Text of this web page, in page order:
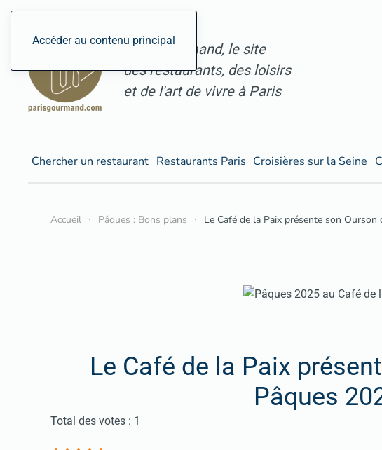
Accéder au contenu principal
ParisGourmand, le site
des restaurants, des loisirs
et de l'art de vivre à Paris
Chercher un restaurant Restaurants Paris Croisières sur la Seine
Accueil Pâques : Bons plans Le Café de la Paix présente son Ourson
Le Café de la Paix
Pâques
Vote utilisateur:5/
Total des votes : 1